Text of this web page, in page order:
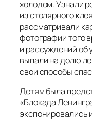
холодом. Узнали
из столярного
рассматривали
фотографии того
и рассуждений об
выпали на долю
свои способы
Детям была
«Блокада
экспонировались